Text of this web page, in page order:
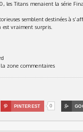
les Titans menaient la série
semblent destinées à
est vraiment surpris.
zone commentaires
 PINTEREST 0 